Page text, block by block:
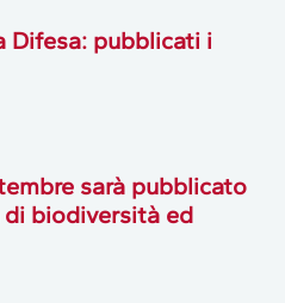
Difesa: pubblicati i
sarà pubblicato
biodiversità ed